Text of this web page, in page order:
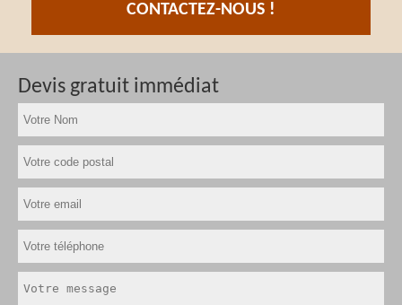
CONTACTEZ-NOUS !
Devis gratuit immédiat